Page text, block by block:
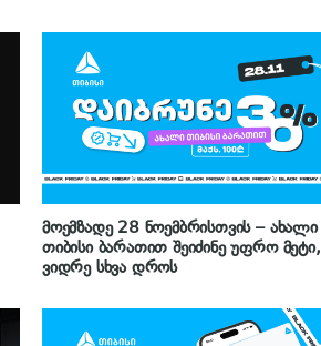
მოემზადე 28 ნოემბრისთვის – ახალი
თიბისი ბარათით შეიძინე უფრო მეტი,
ვიდრე სხვა დროს